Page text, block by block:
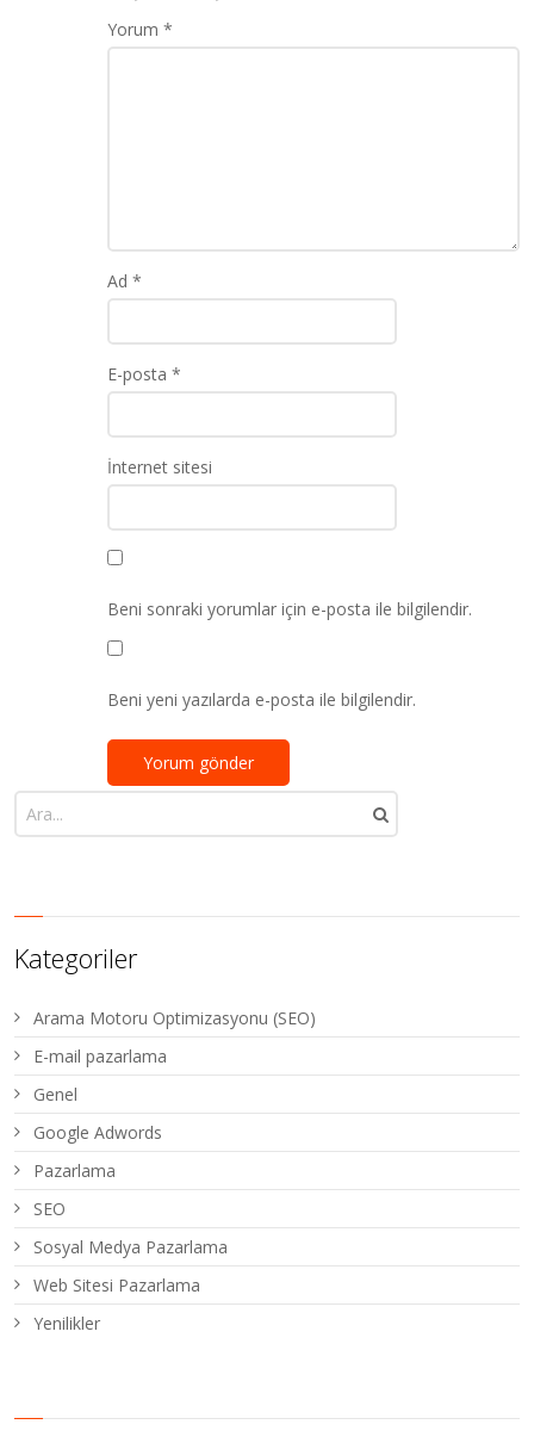
Yorum*
Ad*
E-posta*
İnternet sitesi
Beni sonraki yorumlar için e-posta ile bilgilendir.
Beni yeni yazılarda e-posta ile bilgilendir.
Kategoriler
Arama Motoru Optimizasyonu (SEO)
E-mail pazarlama
Genel
Google Adwords
Pazarlama
SEO
Sosyal Medya Pazarlama
Web Sitesi Pazarlama
Yenilikler